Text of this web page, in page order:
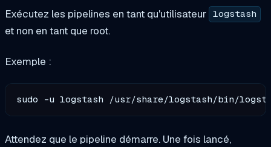
Exécutez les pipelines en tant qu'utilisateur logstash
et non en tant que root.
Exemple :
Attendez que le pipeline démarre. Une fois lancé,